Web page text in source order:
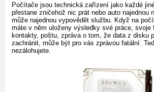
Počítače jsou technická zařízení jako každé
přestane zničehož nic prát nebo auto najednou
může najednou vypovědět službu. Když na
máte v něm uloženy výsledky své práce, svoje
kontakty, poštu, zpráva o tom, že data z disku
zachránit, může být pro vás zprávou fatální.
nezálohujete.